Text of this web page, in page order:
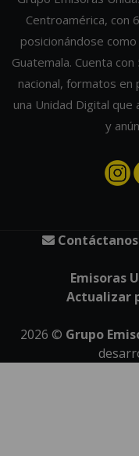
Centroamérica, con
posicionándose
Guatemala. Cuenta
nacional, formatos
una Unidad Digital que
y
Contáctanos
Emisoras
Actualizar
2026 © Grupo